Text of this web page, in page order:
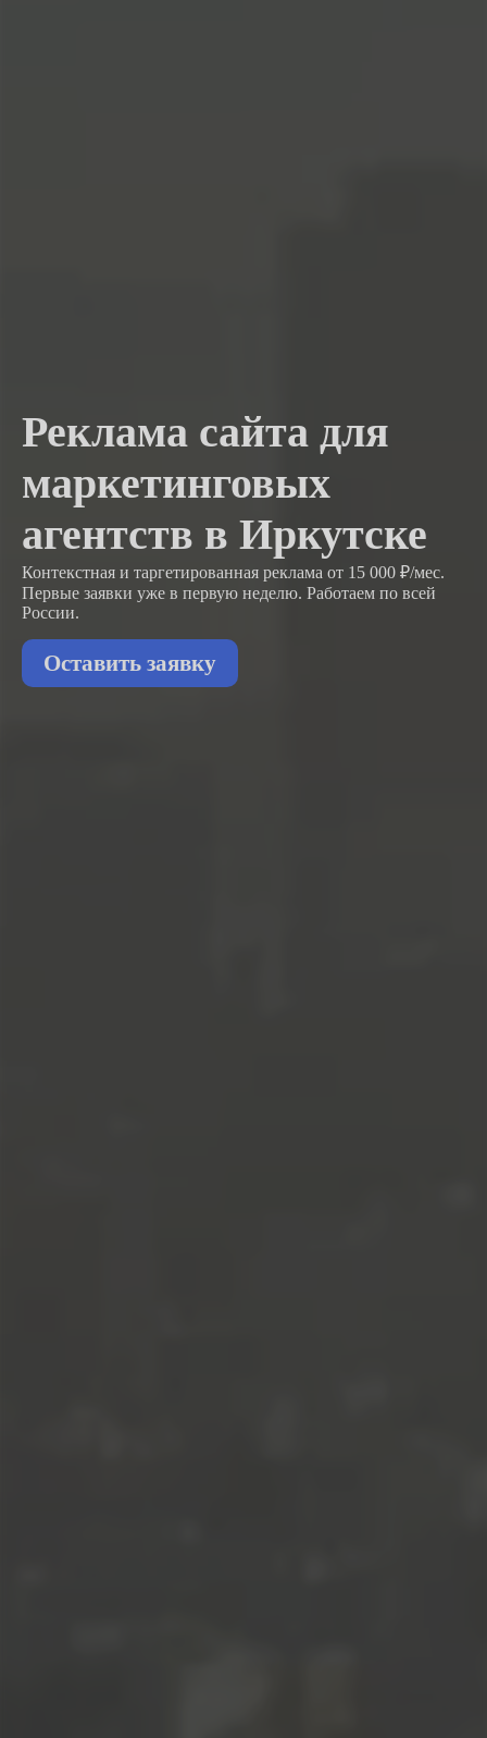
Реклама сайта для
маркетинговых
агентств в Иркутске
Контекстная и таргетированная реклама от 15 000 ₽/мес.
Первые заявки уже в первую неделю. Работаем по всей
России.
Оставить заявку